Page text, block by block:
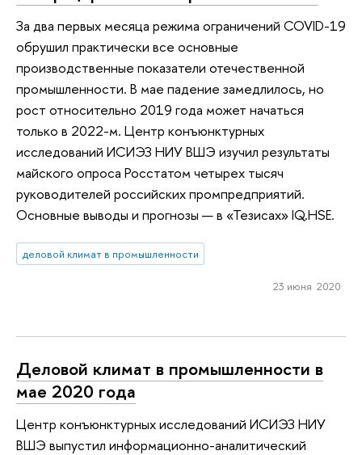
За два первых месяца режима ограничений COVID-19
обрушил практически все основные
производственные показатели отечественной
промышленности. В мае падение замедлилось, но
рост относительно 2019 года может начаться
только в 2022-м. Центр конъюнктурных
исследований ИСИЭЗ НИУ ВШЭ изучил результаты
майского опроса Росстатом четырех тысяч
руководителей российских промпредприятий.
Основные выводы и прогнозы — в «Тезисах» IQ.HSE.
деловой климат в промышленности
23 июня 2020
Деловой климат в промышленности в
мае 2020 года
Центр конъюнктурных исследований ИСИЭЗ НИУ
ВШЭ выпустил информационно-аналитический